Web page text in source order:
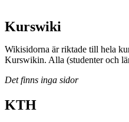
Kurswiki
Wikisidorna är riktade till hela
Kurswikin. Alla (studenter och
Det finns inga sidor
KTH